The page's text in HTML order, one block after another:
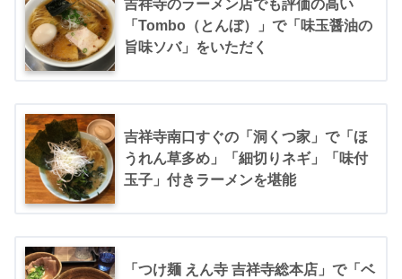
吉祥寺のラーメン店でも評価の高い
「Tombo（とんぼ）」で「味玉醤油の
旨味ソバ」をいただく
吉祥寺南口すぐの「洞くつ家」で「ほ
うれん草多め」「細切りネギ」「味付
玉子」付きラーメンを堪能
「つけ麺 えん寺 吉祥寺総本店」で「ベ